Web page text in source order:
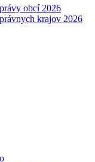
obcí 2026
krajov 2026